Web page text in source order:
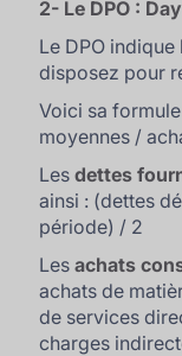
2- Le DPO :
Le DPO
disposez pour
Voici sa
moyennes /
Lesdettes
ainsi : (dettes
période) / 2
Lesachats
achats de
de services
charges